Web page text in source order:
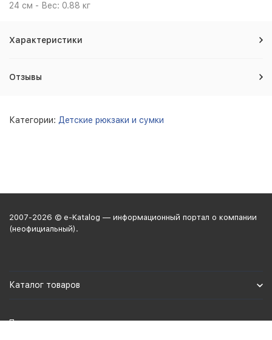
24 см - Вес: 0.88 кг
Характеристики
Отзывы
Категории: Детские рюкзаки и сумки
2007-2026 © e-Katalog — информационный портал о компании
(неофициальный).
Каталог товаров
Политика персональных данных